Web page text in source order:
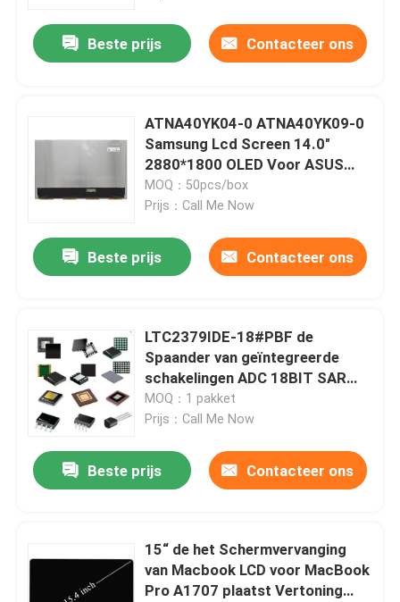
Huis
Beste prijs Contacteer ons
ATNA40YK04-0 ATNA40YK09-0
Samsung Lcd Screen 14.0"
2880*1800 OLED Voor ASUS
M3400 K3402 K3405 K6400
MOQ：50pcs/box
Prijs：Call Me Now
Beste prijs Contacteer ons
LTC2379IDE-18#PBF de
Spaander van geïntegreerde
schakelingen ADC 18BIT SAR
16DFN
MOQ：1 pakket
Prijs：Call Me Now
Beste prijs Contacteer ons
15“ de het Schermvervanging
van Macbook LCD voor MacBook
Pro A1707 plaatst Vertoning